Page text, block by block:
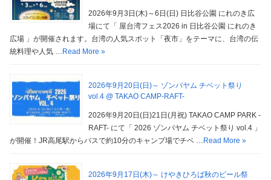
2026年9月3日(木)～6日(日) 日比谷公園 にれのき広
場にて「 屋台湾フェス2026 in 日比谷公園 にれのき
広場 」が開催されます。台湾の人気スポット「夜市」をテーマに、台湾の伝
統料理や人気 … Read More »
2026年9月20日(日)～ ゾンバヤム チベット祭り
vol.4 @ TAKAO CAMP-RAFT-
2026年9月20日(日)21日(月祝) TAKAO CAMP PARK -
RAFT- にて「 2026 ゾンバヤム チベット祭り vol.4 」
が開催！JR高尾駅からバスで約10分のキャンプ場でチベ … Read More »
2026年9月17日(木)～ けやきひろば秋のビール祭